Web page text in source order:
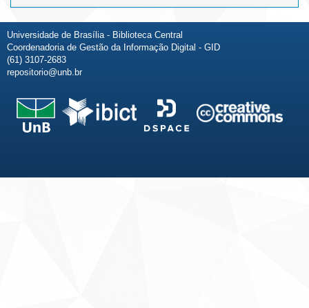
Universidade de Brasília - Biblioteca Central
Coordenadoria de Gestão da Informação Digital - GID
(61) 3107-2683
repositorio@unb.br